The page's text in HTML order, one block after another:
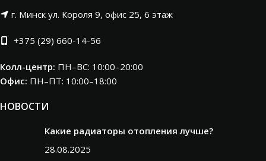
г. Минск ул. Короля 9, офис 25, 6 этаж
+375 (29) 660-14-56
Колл-центр: ПН–ВС: 10:00–20:00​
Офис: ПН–ПТ: 10:00–18:00
НОВОСТИ
Какие радиаторы отопления лучше?
28.08.2025